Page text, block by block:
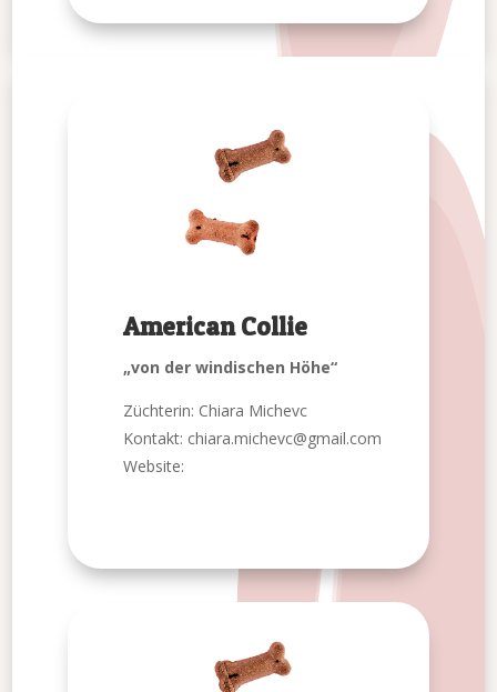
American Collie
„von der windischen Höhe“
Züchterin: Chiara Michevc
Kontakt: chiara.michevc@gmail.com
Website: